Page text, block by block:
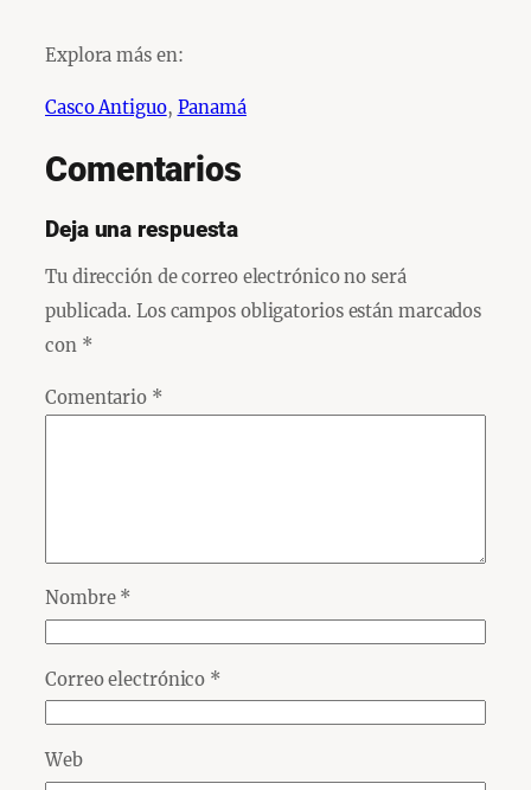
Explora más en:
Casco Antiguo, Panamá
Comentarios
Deja una respuesta
Tu dirección de correo electrónico no será
publicada. Los campos obligatorios están marcados
con *
Comentario *
Nombre *
Correo electrónico *
Web